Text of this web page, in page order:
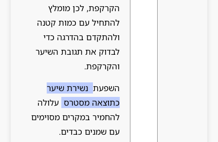
הקרקפת, לכן מומלץ
להתחיל עם כמות קטנה
ולהתקדם בהדרגה כדי
לבדוק את תגובת השיער
והקרקפת.
השפעת נשירת שיער
כתוצאה מסטרס עלולה
להחמיר במקרים מסוימים
עם שמנים כבדים.